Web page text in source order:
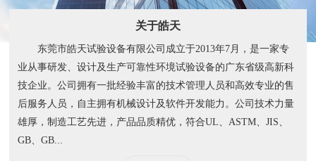
关于皓天
东莞市皓天试验设备有限公司成立于2013年7月，是一家专
业从事研发、设计及生产可靠性环境试验设备的广东省级高新科
技企业。公司拥有一批经验丰富的技术管理人员和高效专业的售
后服务人员，自主拥有机械设计及软件开发能力。公司技术力量
雄厚，制造工艺先进，产品品质精优，符合UL、ASTM、JIS、
GB、GB...